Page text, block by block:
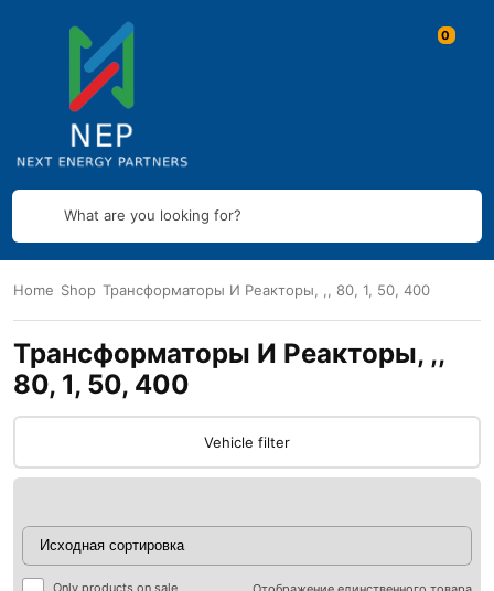
What are you looking for?
Home Shop Трансформаторы И Реакторы, ,, 80, 1, 50, 400
Трансформаторы И Реакторы, ,,
80, 1, 50, 400
Vehicle filter